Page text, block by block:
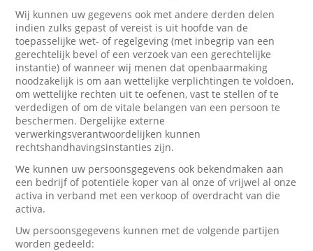
Wij kunnen uw gegevens ook met andere derden delen
indien zulks gepast of vereist is uit hoofde van de
toepasselijke wet- of regelgeving (met inbegrip van een
gerechtelijk bevel of een verzoek van een gerechtelijke
instantie) of wanneer wij menen dat openbaarmaking
noodzakelijk is om aan wettelijke verplichtingen te voldoen,
om wettelijke rechten uit te oefenen, vast te stellen of te
verdedigen of om de vitale belangen van een persoon te
beschermen. Dergelijke externe
verwerkingsverantwoordelijken kunnen
rechtshandhavingsinstanties zijn.
We kunnen uw persoonsgegevens ook bekendmaken aan
een bedrijf of potentiële koper van al onze of vrijwel al onze
activa in verband met een verkoop of overdracht van die
activa.
Uw persoonsgegevens kunnen met de volgende partijen
worden gedeeld: